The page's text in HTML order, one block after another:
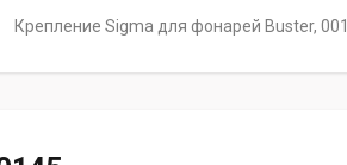
Крепление Sigma для фонарей Buster,